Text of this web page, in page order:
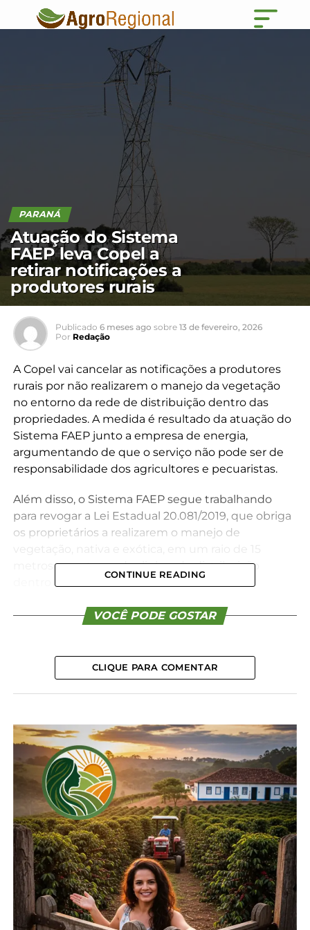
PARANÁ
Atuação do Sistema
FAEP leva Copel a
retirar notificações a
produtores rurais
Publicado 6 meses ago sobre 13 de fevereiro, 2026
Por Redação
A Copel vai cancelar as notificações a produtores
rurais por não realizarem o manejo da vegetação
no entorno da rede de distribuição dentro das
propriedades. A medida é resultado da atuação do
Sistema FAEP junto a empresa de energia,
argumentando de que o serviço não pode ser de
responsabilidade dos agricultores e pecuaristas.
Além disso, o Sistema FAEP segue trabalhando
para revogar a Lei Estadual 20.081/2019, que obriga
os proprietários a realizarem o manejo de
metros ao entorno das linhas de distribuição
dentro das áreas rurais. Para a entidade, a lei
impor ao proprietário rural custos e encargos
“A retirada das notificações é um avanço concreto,
fruto do trabalho do Sistema FAEP. Nosso foco
produtor uma responsabilidade que não é sua, pois
a manutenção da faixa livre é uma atribuição legal
da Copel”, afirma o presidente do Sistema FAEP,
Ágide Eduardo Meneguette.
O entendimento do Sistema FAEP se baseia na
Resolução 1.000/2021 da Agência Nacional de
Energia Elétrica (Aneel), que define a poda ou
supressão de árvores em áreas rurais como
responsabilidade da distribuidora. A entidade
também destaca que o manejo de vegetação
nativa exige licenciamento ambiental específico.
CONTINUE READING
VOCÊ PODE GOSTAR
CLIQUE PARA COMENTAR